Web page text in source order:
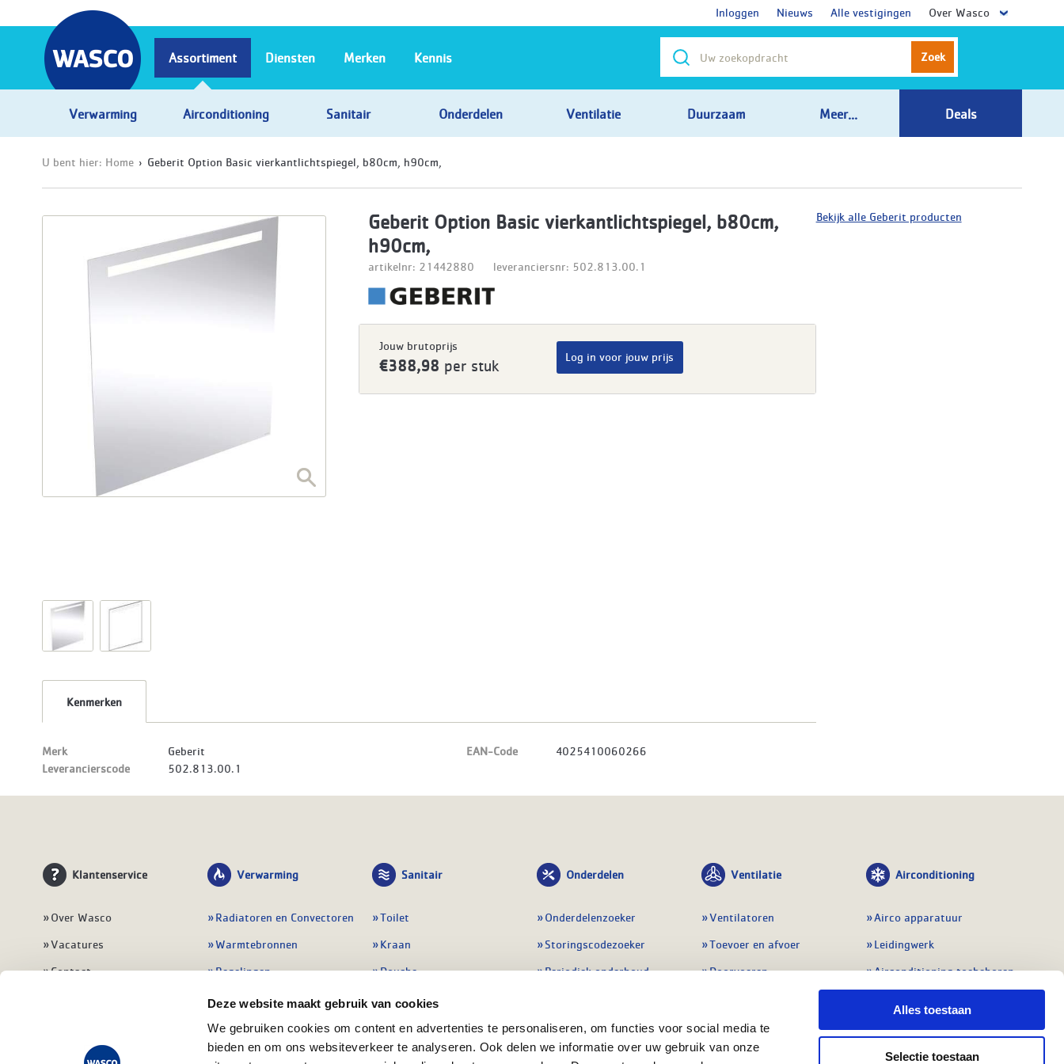
Deze website maakt gebruik van cookies
We gebruiken cookies om content en advertenties te personaliseren, om functies voor social media te
bieden en om ons websiteverkeer te analyseren. Ook delen we informatie over uw gebruik van onze
Alles toestaan
Selectie toestaan
Inloggen Nieuws Alle vestigingen Over Wasco
Zoek
Assortiment
Verwarming Airconditioning Sanitair Onderdelen Ventilatie Duurzaam Meer... Deals
Diensten Merken Kennis
U bent hier: Home Geberit Option Basic vierkantlichtspiegel, b80cm, h90cm,
Geberit Option Basic vierkantlichtspiegel, b80cm,
h90cm,
artikelnr: 21442880 leveranciersnr: 502.813.00.1
Jouw brutoprijs
€388,98 per stuk
Log in voor jouw prijs
Kenmerken
Merk
Geberit
Leverancierscode
502.813.00.1
EAN-Code 4025410060266
Bekijk alle Geberit producten
Klantenservice
Over Wasco
Vacatures
Contact
Klant worden
Verwarming
Radiatoren en Convectoren
Warmtebronnen
Regelingen
Vloerverwarming
Leidingwerk
Warmwatertoestellen
Sanitair
Toilet
Kraan
Douche
Wastafel
Badmeubel
Afvoeren
Onderdelen
Onderdelenzoeker
Storingscodezoeker
Periodiek onderhoud
Regelapparatuur
Preventie & detectie
Ventilatie
Ventilatoren
Toevoer en afvoer
Doorvoeren
Service & onderhoud
Regelingen
Airconditioning
Airco apparatuur
Leidingwerk
Airconditioning toebehoren
meetapparatuur
Service en onderhoud